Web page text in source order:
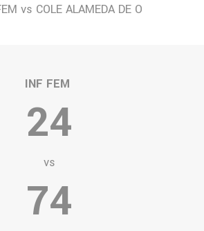
vs COLE ALAMEDA DE O
INF FEM
24
vs
74